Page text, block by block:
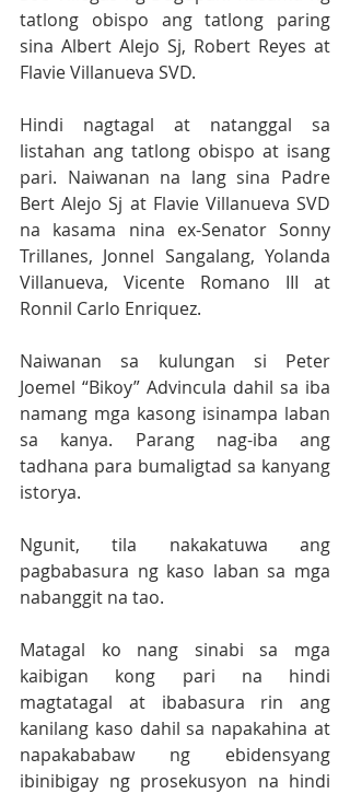
tatlong obispo ang tatlong paring
sina Albert Alejo Sj, Robert Reyes at
Flavie Villanueva SVD.
Hindi nagtagal at natanggal sa
listahan ang tatlong obispo at isang
pari. Naiwanan na lang sina Padre
Bert Alejo Sj at Flavie Villanueva SVD
na kasama nina ex-Senator Sonny
Trillanes, Jonnel Sangalang, Yolanda
Villanueva, Vicente Romano III at
Ronnil Carlo Enriquez.
Naiwanan sa kulungan si Peter
Joemel “Bikoy” Advincula dahil sa iba
namang mga kasong isinampa laban
sa kanya. Parang nag-iba ang
tadhana para bumaligtad sa kanyang
istorya.
Ngunit, tila nakakatuwa ang
pagbabasura ng kaso laban sa mga
nabanggit na tao.
Matagal ko nang sinabi sa mga
kaibigan kong pari na hindi
magtatagal at ibabasura rin ang
kanilang kaso dahil sa napakahina at
napakababaw ng ebidensyang
ibinibigay ng prosekusyon na hindi